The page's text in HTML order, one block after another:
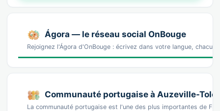
Ágora — le réseau social OnBouge
Rejoignez l'Ágora d'OnBouge : écrivez dans votre langue,
Communauté portugaise à Auzeville-
La communauté portugaise est l'une des plus importantes de